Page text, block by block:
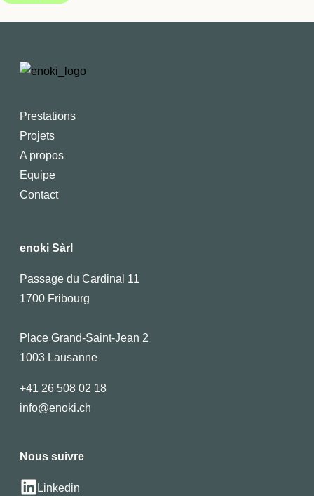
Prestations
Projets
A propos
Equipe
Contact
enoki Sàrl
Passage du Cardinal 11
1700 Fribourg
Place Grand-Saint-Jean 2
1003 Lausanne
+41 26 508 02 18
info@enoki.ch
Nous suivre
Linkedin